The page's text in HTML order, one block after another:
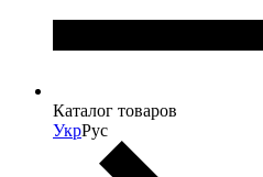
Каталог товаров
УкрРус